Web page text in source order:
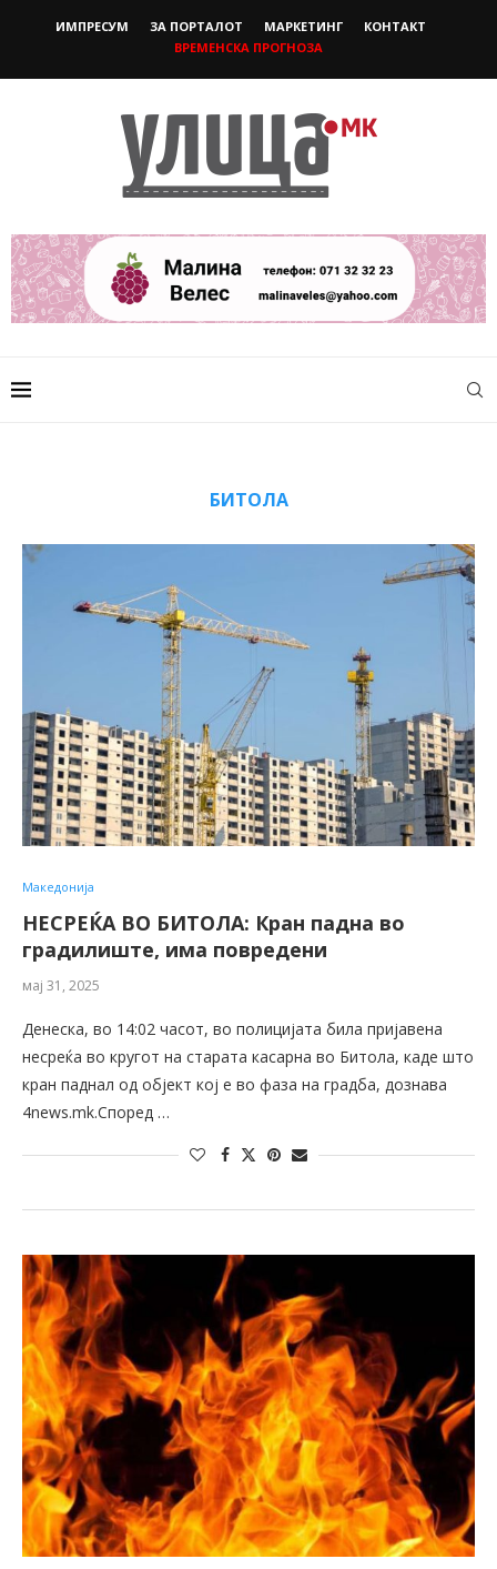
ИМПРЕСУМ ЗА ПОРТАЛОТ МАРКЕТИНГ
КОНТАКТ
ВРЕМЕНСКА ПРОГНОЗА
БИТОЛА
Македонија
НЕСРЕЌА ВО БИТОЛА: Кран падна во
градилиште, има повредени
мај 31, 2025
Денеска, во 14:02 часот, во полицијата била пријавена
несреќа во кругот на старата касарна во Битола, каде што
кран паднал од објект кој е во фаза на градба, дознава
4news.mk.Според …